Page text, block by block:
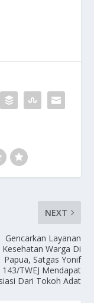
NEXT
Gencarkan Layanan
Kesehatan Warga Di
Papua, Satgas Yonif
143/TWEJ Mendapat
Dari Tokoh Adat